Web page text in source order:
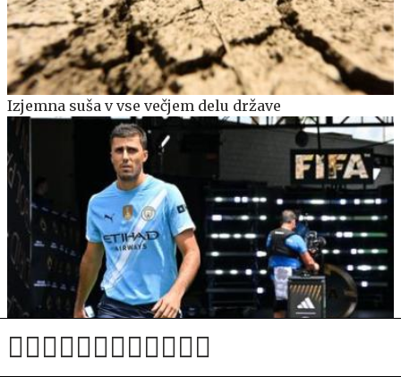
Izjemna suša v vse večjem delu države